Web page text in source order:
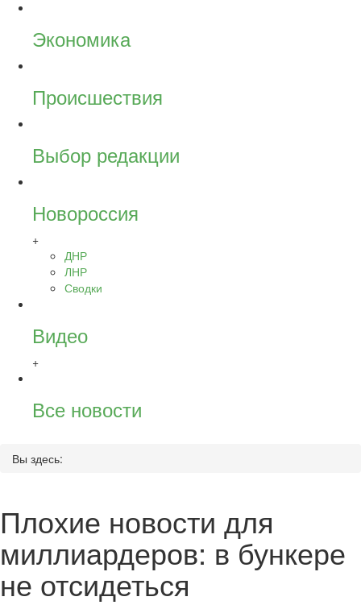
Экономика
Происшествия
Выбор редакции
Новороссия
+
ДНР
ЛНР
Сводки
Видео
+
Все новости
Вы здесь:
Плохие новости для
миллиардеров: в бункере
не отсидеться